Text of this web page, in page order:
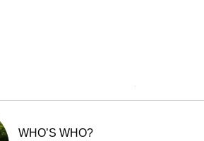
WHO’S WHO?